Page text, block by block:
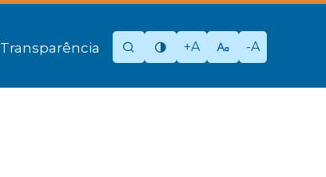
Transparência +A -A